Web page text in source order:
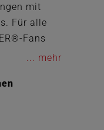
mit
Für alle
Fans